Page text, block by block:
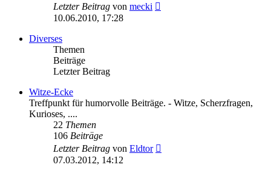
Letzter Beitrag von mecki
10.06.2010, 17:28
Diverses
Themen
Beiträge
Letzter Beitrag
Witze-Ecke
Treffpunkt für humorvolle Beiträge. - Witze, Scherzfragen,
Kurioses, ....
22 Themen
106 Beiträge
Letzter Beitrag von Eldtor
07.03.2012, 14:12